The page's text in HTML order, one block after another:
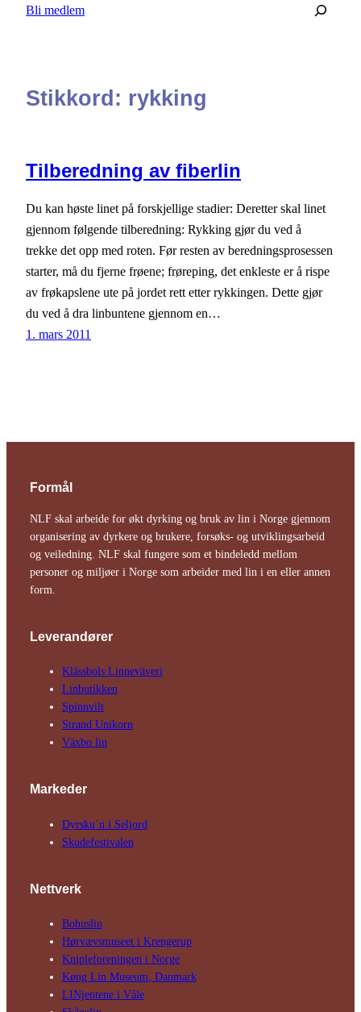
Bli medlem Søk
Stikkord: rykking
Tilberedning av fiberlin
Du kan høste linet på forskjellige stadier: Deretter skal linet
gjennom følgende tilberedning: Rykking gjør du ved å
trekke det opp med roten. Før resten av beredningsprosessen
starter, må du fjerne frøene; frøreping, det enkleste er å rispe
av frøkapslene ute på jordet rett etter rykkingen. Dette gjør
du ved å dra linbuntene gjennom en…
1. mars 2011
Formål
NLF skal arbeide for økt dyrking og bruk av lin i Norge gjennom
organisering av dyrkere og brukere, forsøks- og utviklingsarbeid
og veiledning. NLF skal fungere som et bindeledd mellom
personer og miljøer i Norge som arbeider med lin i en eller annen
form.
Leverandører
Klässbols Linne­väveri
Linbutikken
Spinnvilt
Strand Unikorn
Växbo lin
Markeder
Dyrsku´n i Seljord
Skude­fes­tivalen
Nettverk
Bohuslin
Hørvævs­museet i Krengerup
Kniple­foreningen i Norge
Køng Lin Museum, Danmark
LINjentene i Våle